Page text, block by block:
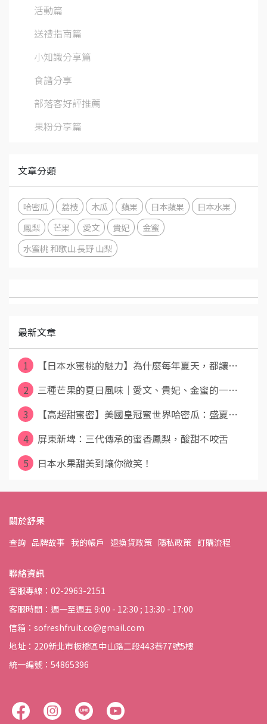
活動篇
送禮指南篇
小知識分享篇
食譜分享
部落客好評推薦
果粉分享篇
文章分類
哈密瓜 荔枝 木瓜 蘋果 日本蘋果
日本水果
鳳梨
芒果 愛文 貴妃
金蜜
水蜜桃 和歌山.長野 山梨
最新文章
1
【日本水蜜桃的魅力】為什麼每年夏天，都讓⋯
2
三種芒果的夏日風味｜愛文、貴妃、金蜜的一⋯
3
【高超甜蜜密】美國皇冠蜜世界哈密瓜：盛夏⋯
4
屏東新埤：三代傳承的蜜香鳳梨，酸甜不咬舌
5
日本水果甜美到讓你微笑！
關於舒果
查詢 品牌故事 我的帳戶 退換貨政策 隱私政策 訂購流程
聯絡資訊
客服專線：02-2963-2151
客服時間：週一至週五 9:00 - 12:30 ; 13:30 - 17:00
信箱：sofreshfruit.co@gmail.com
地址：220新北市板橋區中山路二段443巷77號5樓
統一編號：54865396